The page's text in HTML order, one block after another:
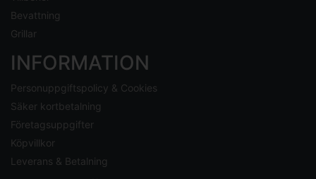
Bevattning
Grillar
INFORMATION
Personuppgiftspolicy & Cookies
Säker kortbetalning
Företagsuppgifter
Köpvillkor
Leverans & Betalning